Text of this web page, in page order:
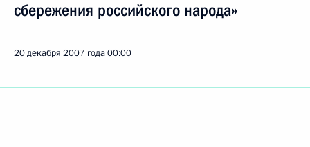
сбережения российского народа»
20 декабря 2007 года00:00